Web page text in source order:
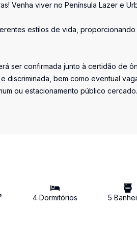
Venha viver no Península Lazer e
estilos de vida,
ser confirmada junto à certidão de
discriminada, bem como eventual
ou estacionamento público cercado.
4Dormitórios 5